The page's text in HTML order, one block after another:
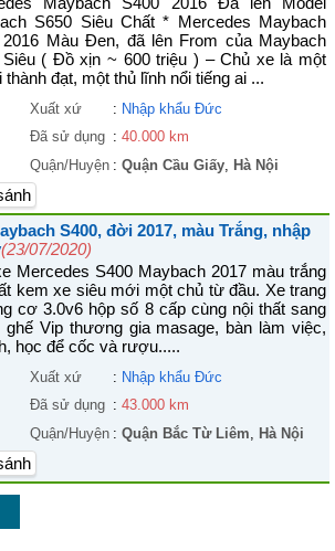
S650 Siêu Chất * Mercedes Maybach
2016 Màu Đen, đã lên From của Maybach
Siêu ( Đồ xịn ~ 600 triệu ) – Chủ xe là một
thành đạt, một thủ lĩnh nổi tiếng ai ...
Xuất xứ : Nhập khẩu Đức
Đã sử dụng : 40.000 km
Quận/Huyện : Quận Cầu Giấy, Hà Nội
S400, đời 2017, màu Trắng, nhập
(23/07/2020)
Mercedes S400 Maybach 2017 màu trắng
kem xe siêu mới một chủ từ đầu. Xe trang
cơ 3.0v6 hộp số 8 cấp cùng nội thất sang
ghế Vip thương gia masage, bàn làm việc,
học để cốc và rượu.....
Xuất xứ : Nhập khẩu Đức
Đã sử dụng : 43.000 km
Quận/Huyện : Quận Bắc Từ Liêm, Hà Nội